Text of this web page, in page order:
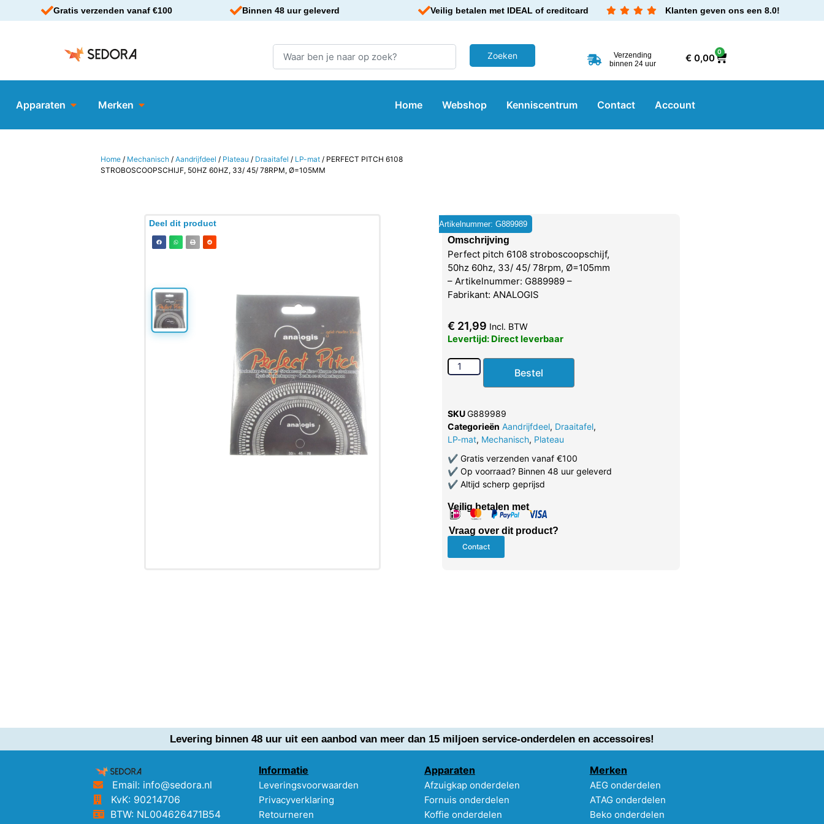
Gratis verzenden vanaf €100 Binnen 48 uur geleverd Veilig betalen met IDEAL of creditcard Klanten geven ons een 8.0!
Verzending
binnen 24 uur
€0,00
0
Apparaten Merken Home Webshop Kenniscentrum Contact Account
Home / Mechanisch /Aandrijfdeel / Plateau / Draaitafel / LP-mat / PERFECT PITCH 6108
STROBOSCOOPSCHIJF, 50HZ 60HZ, 33/ 45/ 78RPM, Ø=105MM
Deel dit product Artikelnummer: G889989
Omschrijving
Perfect pitch 6108 stroboscoopschijf,
50hz 60hz, 33/ 45/ 78rpm, Ø=105mm
– Artikelnummer: G889989 –
Fabrikant: ANALOGIS
€ 21,99 Incl. BTW
Levertijd: Direct leverbaar
Bestel
SKUG889989
Categorieën Aandrijfdeel, Draaitafel,
LP-mat, Mechanisch, Plateau
✔Gratis verzenden vanaf €100
✔Op voorraad? Binnen 48 uur geleverd
✔Altijd scherp geprijsd
Veilig betalen met
Vraag over dit product?
Contact
Levering binnen 48 uur uit een aanbod van meer dan 15 miljoen service-onderdelen en accessoires!
Email: info@sedora.nl
KvK: 90214706
BTW: NL004626471B54
Informatie
Leveringsvoorwaarden
Privacyverklaring
Retourneren
Apparaten
Afzuigkap onderdelen
Fornuis onderdelen
Koffie onderdelen
Merken
AEG onderdelen
ATAG onderdelen
Beko onderdelen